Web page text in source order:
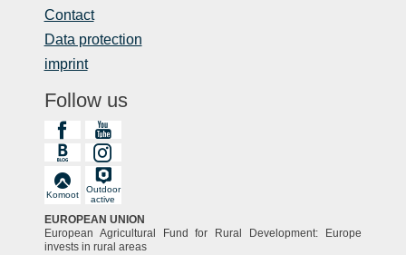
Contact
Data protection
imprint
Follow us
Komoot
Outdoor
active
EUROPEAN UNION
European Agricultural Fund for Rural Development: Europe
invests in rural areas